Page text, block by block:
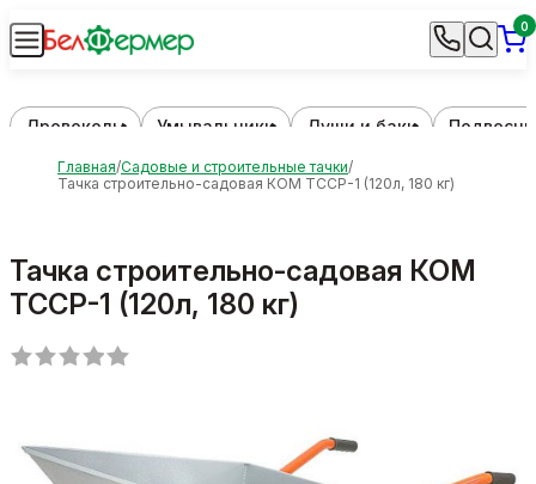
0
Дровоколы Умывальники Души и баки
Главная Садовые и строительные тачки
Тачка строительно-садовая КОМ ТССР-1 (120л, 180 кг)
Тачка строительно-садовая КОМ
ТССР-1 (120л, 180 кг)